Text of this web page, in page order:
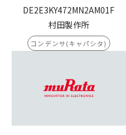
DE2E3KY472MN2AM01F
村田製作所
コンデンサ(キャパシタ)